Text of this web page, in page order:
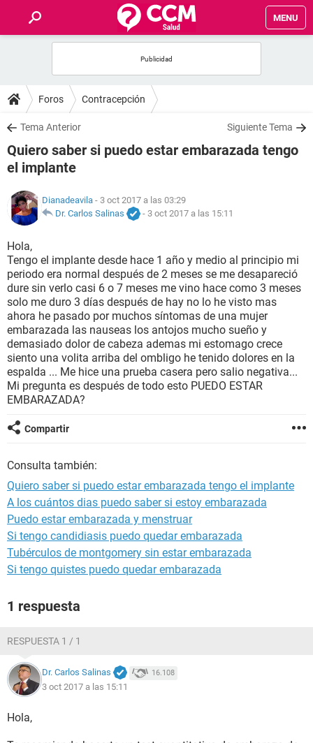
MENU
FOROS
SALUD
FAMILIA
NUTRICIÓN
SEXUALIDAD
GLOSARIO
Foros Contracepción
Tema Anterior Siguiente Tema
Quiero saber si puedo estar embarazada tengo
el implante
Dianadeavila - 3 oct 2017 a las 03:29
Dr. Carlos Salinas
- 3 oct 2017 a las 15:11
Hola,
Tengo el implante desde hace 1 año y medio al principio mi
periodo era normal después de 2 meses se me desapareció
dure sin verlo casi 6 o 7 meses me vino hace como 3 meses
solo me duro 3 días después de hay no lo he visto mas
ahora he pasado por muchos síntomas de una mujer
embarazada las nauseas los antojos mucho sueño y
demasiado dolor de cabeza ademas mi estomago crece
siento una volita arriba del ombligo he tenido dolores en la
espalda ... Me hice una prueba casera pero salio negativa...
Mi pregunta es después de todo esto PUEDO ESTAR
EMBARAZADA?
Compartir
Consulta también:
Quiero saber si puedo estar embarazada tengo el implante
A los cuántos dias puedo saber si estoy embarazada
Puedo estar embarazada y menstruar
Si tengo candidiasis puedo quedar embarazada
Tubérculos de montgomery sin estar embarazada
Si tengo quistes puedo quedar embarazada
1 respuesta
RESPUESTA 1 / 1
Dr. Carlos Salinas 16.108
3 oct 2017 a las 15:11
Hola,